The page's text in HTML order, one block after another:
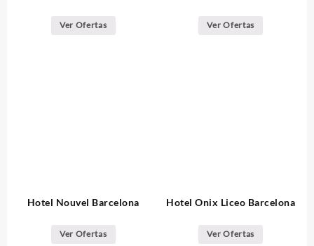
Ver Ofertas Ver Ofertas
Hotel Nouvel Barcelona
Ver Ofertas
Hotel Onix Liceo Barcelona
Ver Ofertas